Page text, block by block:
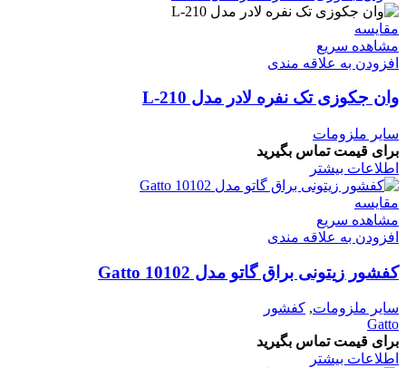
مقایسه
مشاهده سریع
افزودن به علاقه مندی
وان جکوزی تک نفره لادر مدل L-210
سایر ملزومات
برای قیمت تماس بگیرید
اطلاعات بیشتر
مقایسه
مشاهده سریع
افزودن به علاقه مندی
کفشور زیتونی براق گاتو مدل 10102 Gatto
سایر ملزومات, کفشور
Gatto
برای قیمت تماس بگیرید
اطلاعات بیشتر